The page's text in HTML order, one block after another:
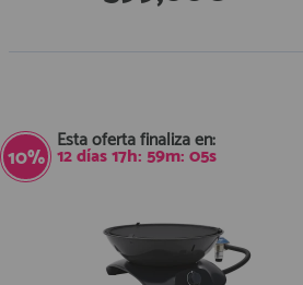
10%
Esta oferta finaliza en:
12días17h:59m:04s